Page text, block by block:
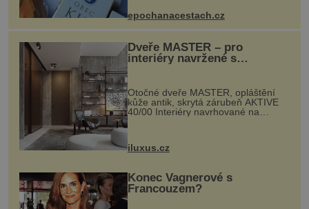
epochanacestach.cz
Dveře MASTER – pro
interiéry navržené s
rozumem i vášní!
Otočné dveře MASTER, opláštění
kůže antik, skrytá zárubeň AKTIVE
40/00 Interiéry navrhované na
zakázku často vyžadují atypické
rozměry nejen nábytku, ale i
dnes umož...
iluxus.cz
Konec Vagnerové s
Francouzem?